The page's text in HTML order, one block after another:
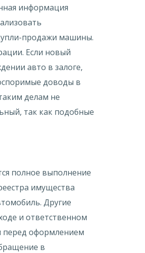
информация
продажи машины.
Если новый
авто в залоге,
доводы в
делам не
так как подобные
полное выполнение
имущества
Другие
и ответственном
перед оформлением
в